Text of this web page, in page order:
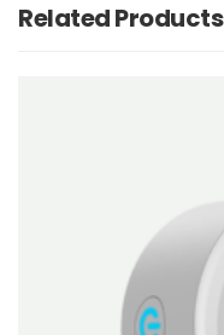
Related Products